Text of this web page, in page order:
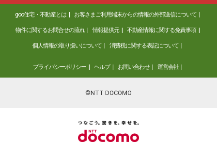
goo住宅・不動産とは お客さまご利用端末からの情報の外部送信について
物件に関するお問合せの流れ 情報提供元 不動産情報に関する免責事項
個人情報の取り扱いについて 消費税に関する表記について
プライバシーポリシー ヘルプ お問い合わせ 運営会社
©NTT DOCOMO